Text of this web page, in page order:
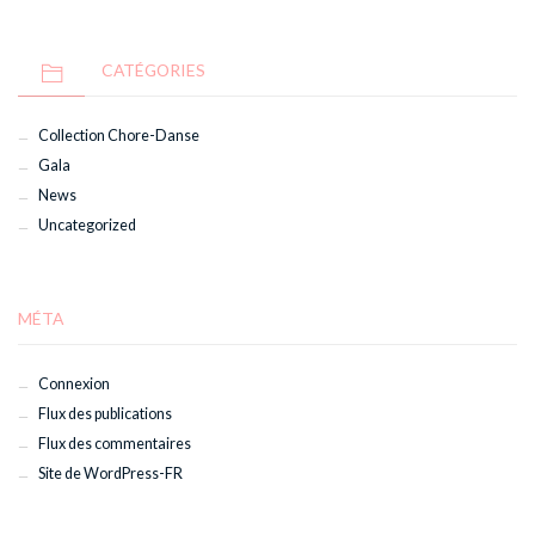
CATÉGORIES
Collection Chore-Danse
Gala
News
Uncategorized
MÉTA
Connexion
Flux des publications
Flux des commentaires
Site de WordPress-FR